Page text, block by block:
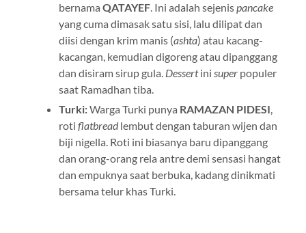
bernama QATAYEF. Ini adalah sejenispancake
yang cuma dimasak satu sisi, lalu dilipat dan
diisi dengan krim manis (ashta) atau kacang-
kacangan, kemudian digoreng atau dipanggang
dan disiram sirup gula. Dessertini superpopuler
saat Ramadhan tiba.
Turki:Warga Turki punya RAMAZAN PIDESI,
roti flatbreadlembut dengan taburan wijen dan
biji nigella. Roti ini biasanya baru dipanggang
dan orang-orang rela antre demi sensasi hangat
dan empuknya saat berbuka, kadang dinikmati
bersama telur khas Turki.